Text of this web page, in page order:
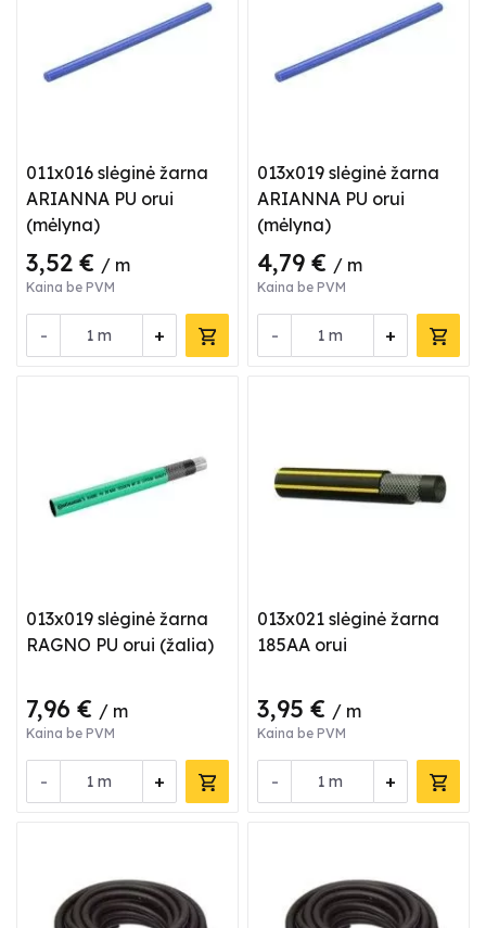
011x016 slėginė žarna
ARIANNA PU orui
(mėlyna)
3,52 € / m
Kaina be PVM
- +
m
013x019 slėginė žarna
ARIANNA PU orui
(mėlyna)
4,79 € / m
Kaina be PVM
- +
m
013x019 slėginė žarna
RAGNO PU orui (žalia)
7,96 € / m
Kaina be PVM
- +
m
013x021 slėginė žarna
185AA orui
3,95 € / m
Kaina be PVM
- +
m